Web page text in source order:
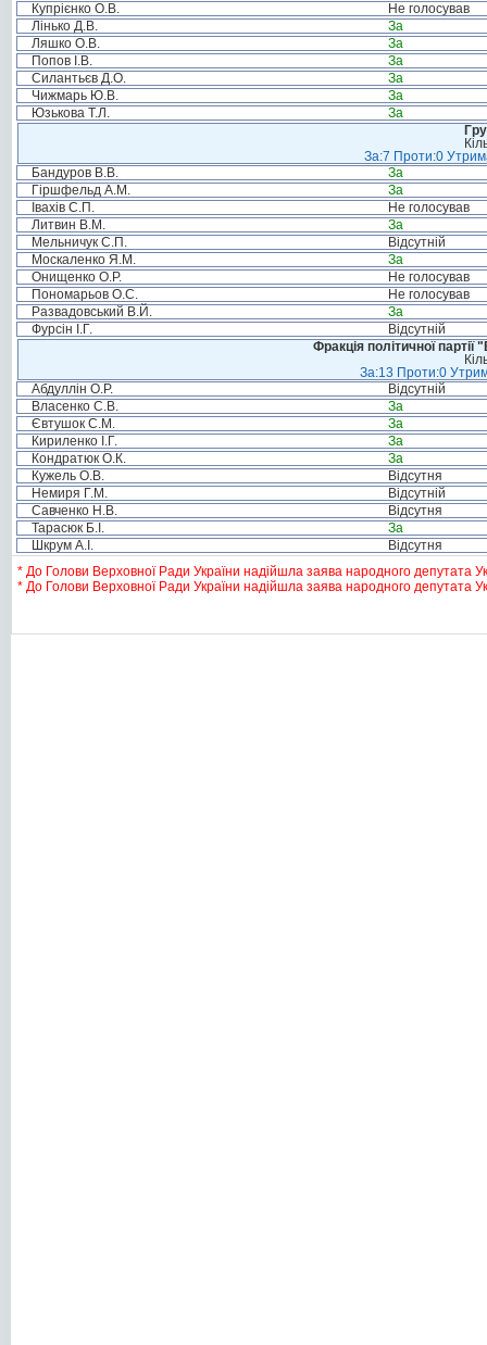
Купрієнко О.В.
Не голосував
Лінько Д.В.
За
Ляшко О.В.
За
Попов І.В.
За
Силантьєв Д.О.
За
Чижмарь Ю.В.
За
Юзькова Т.Л.
За
За:7 Проти:0
Бандуров В.В.
За
Гіршфельд А.М.
За
Івахів С.П.
Не голосував
Литвин В.М.
За
Мельничук С.П.
Відсутній
Москаленко Я.М.
За
Онищенко О.Р.
Не голосував
Пономарьов О.С.
Не голосував
Развадовський В.Й.
За
Фурсін І.Г.
Відсутній
Фракція політичної
За:13 Проти:0
Абдуллін О.Р.
Відсутній
Власенко С.В.
За
Євтушок С.М.
За
Кириленко І.Г.
За
Кондратюк О.К.
За
Кужель О.В.
Відсутня
Немиря Г.М.
Відсутній
Савченко Н.В.
Відсутня
Тарасюк Б.І.
За
Шкрум А.І.
Відсутня
* До Голови Верховної Ради України надійшла заява народного депутата
* До Голови Верховної Ради України надійшла заява народного депутата